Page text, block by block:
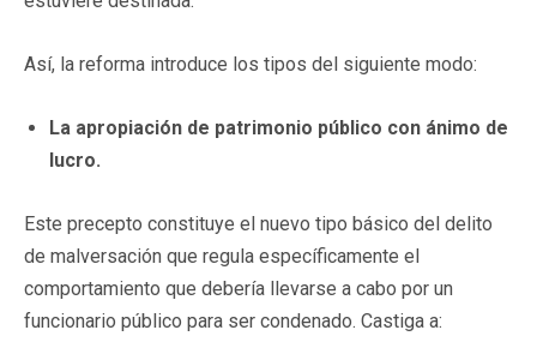
Así, la reforma introduce los tipos del siguiente modo:
La apropiación de patrimonio público con ánimo de
lucro.
Este precepto constituye el nuevo tipo básico del delito
de malversación que regula específicamente el
comportamiento que debería llevarse a cabo por un
funcionario público para ser condenado. Castiga a: